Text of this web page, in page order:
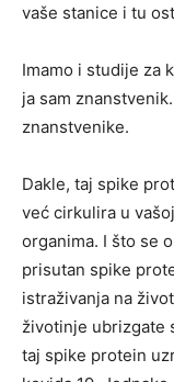
vaše stanice i tu
Imamo i studije za
ja sam
znanstvenike.
Dakle, taj spike
već cirkulira u
organima. I što se
prisutan spike
istraživanja na
životinje ubrizgate
taj spike protein